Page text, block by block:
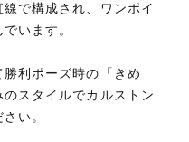
で構成され、ワンポイ
います。
利ポーズ時の「きめ
スタイルでカルストン
い。